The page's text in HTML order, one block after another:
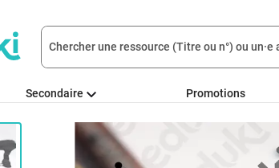
Secondaire Promotions